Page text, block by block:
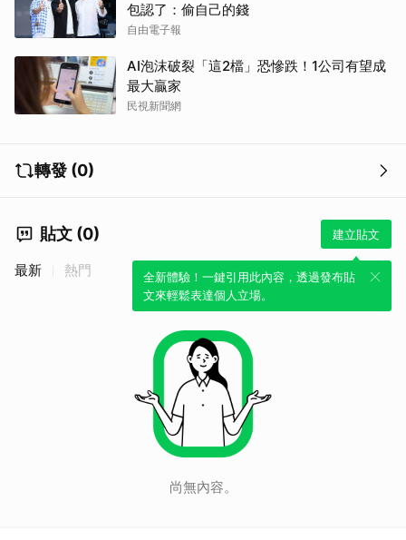
包認了：偷自己的錢
自由電子報
AI泡沫破裂「這2檔」恐慘跌！1公司有望成
最大贏家
民視新聞網
轉發 (0)
貼文 (0) 建立貼文
全新體驗！一鍵引用此內容，透過發布貼
文來輕鬆表達個人立場。
最新 熱門
尚無內容。